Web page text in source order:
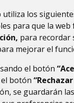
los
para que la
para recordar
mejorar el
el botón
el botón
se guardarán
la